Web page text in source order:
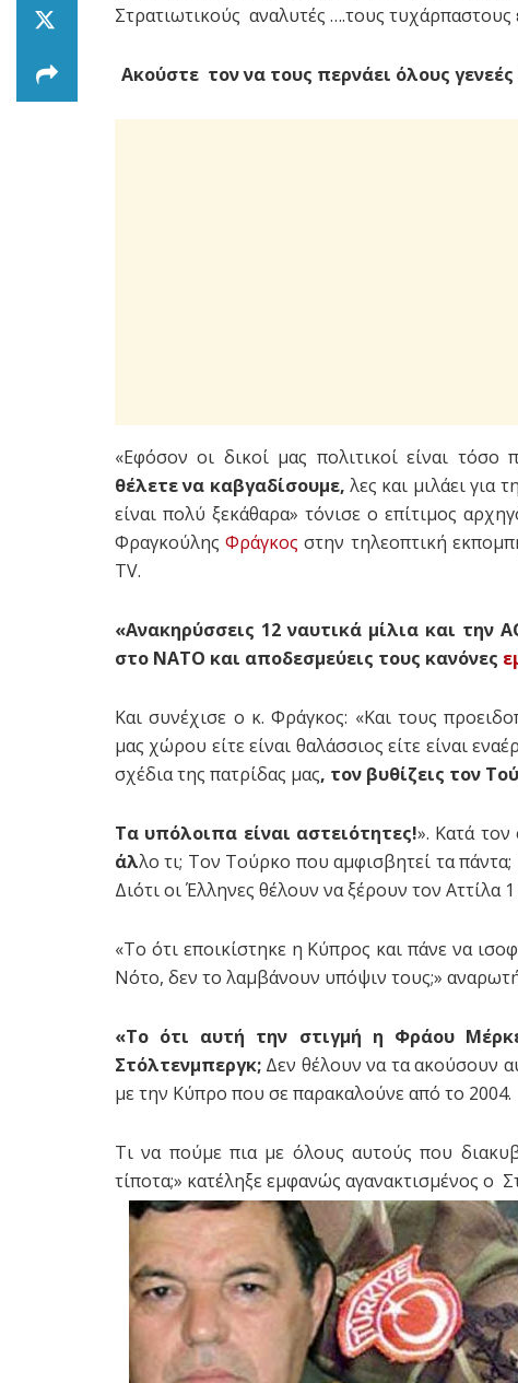
Στρατιωτικούς αναλυτές ….τους
Ακούστε τον να τους περνάει όλους
«Εφόσον οι δικοί μας πολιτικοί είναι τόσο
θέλετε να καβγαδίσουμε, λες και μιλάει για
είναι πολύ ξεκάθαρα» τόνισε ο επίτιμος
ΦραγκούληςΦράγκος στην τηλεοπτική
TV.
«Ανακηρύσσεις 12 ναυτικά μίλια και την
στο ΝΑΤΟ και αποδεσμεύεις τους κανόνες
Και συνέχισε ο κ. Φράγκος: «Και τους
μας χώρου είτε είναι θαλάσσιος είτε είναι
σχέδια της πατρίδας μας, τον βυθίζεις τον
Τα υπόλοιπα είναι αστειότητες!». Κατά τον
άλλο τι; Τον Τούρκο που αμφισβητεί τα
Διότι οι Έλληνες θέλουν να ξέρουν τον Αττίλα 1
«Το ότι εποικίστηκε η Κύπρος και πάνε να
Νότο, δεν το λαμβάνουν υπόψιν τους;»
«Το ότι αυτή την στιγμή η Φράου
Στόλτενμπεργκ; Δεν θέλουν να τα ακούσουν
με την Κύπρο που σε παρακαλούνε από το 2004.
Τι να πούμε πια με όλους αυτούς που
τίποτα;» κατέληξε εμφανώς αγανακτισμένος ο